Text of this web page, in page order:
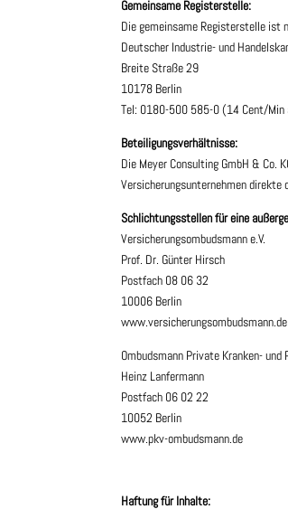
Gemeinsame Registerstelle:
Die gemeinsame Registerstelle ist
Deutscher Industrie- und
Breite Straße 29
10178 Berlin
Tel: 0180-500 585-0 (14 Cent/Min
Beteiligungsverhältnisse:
Die Meyer Consulting GmbH & Co.
Versicherungsunternehmen direkte
Schlichtungsstellen für eine
Versicherungsombudsmann e.V.
Prof. Dr. Günter Hirsch
Postfach 08 06 32
10006 Berlin
www.versicherungsombudsmann.de
Ombudsmann Private Kranken- und
Heinz Lanfermann
Postfach 06 02 22
10052 Berlin
www.pkv-ombudsmann.de
Haftung für Inhalte: